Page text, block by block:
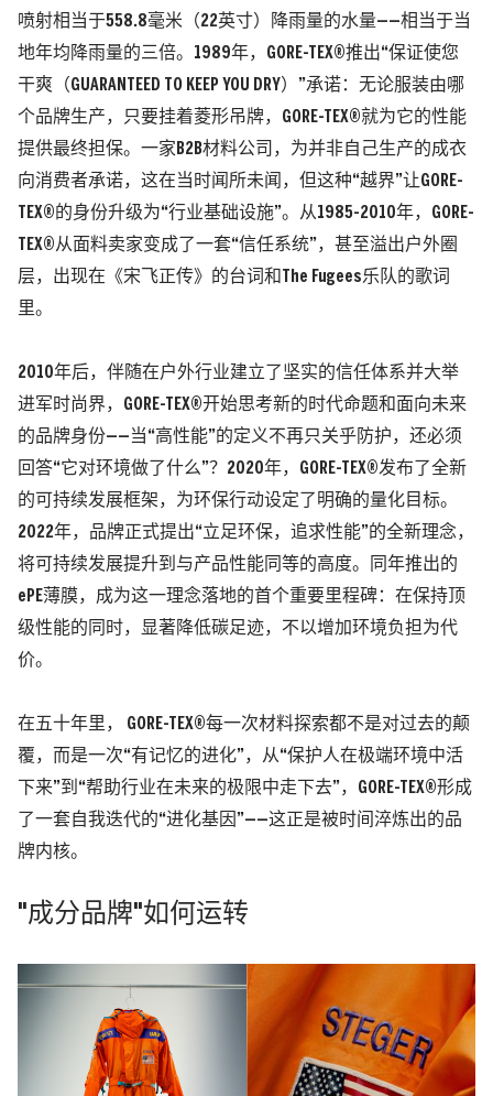
喷射相当于558.8毫米 （22英寸）
降雨量的水量——相当于当
地年均降雨量的三倍。1989年，GORE-TEX®推出“保证使您
干爽 （GUARANTEED TO KEEP YOU DRY） ”承诺：无论服装由哪
个品牌生产，只要挂着菱形吊牌，GORE-TEX®就为它的性能
提供最终担保。 一家B2B材料公司，为并非自己生产的成衣
向消费者承诺，这在当时闻所未闻，但这种“越界”让GORE-
TEX®的身份升级为“行业基础设施”。 从1985-2010年，GORE-
TEX®从面料卖家变成了一套“信任系统”，甚至溢出户外圈
层，出现在《宋飞正传》的台词和The Fugees乐队的歌词
里。
2010年后，伴随在户外行业建立了坚实的信任体系并大举
进军时尚界，GORE-TEX®开始思考新的时代命题和面向未来
的品牌身份——当“高性能”的定义不再只关乎防护，还必须
回答“它对环境做了什么”？ 2020年，GORE-TEX®发布了全新
的可持续发展框架，为环保行动设定了明确的量化目标。
2022年，品牌正式提出“立足环保，追求性能”的全新理念，
将可持续发展提升到与产品性能同等的高度。
同年推出的
ePE薄膜，成为这一理念落地的首个重要里程碑：在保持顶
级性能的同时，显著降低碳足迹，不以增加环境负担为代
价。
在五十年里， GORE-TEX®每一次材料探索都不是对过去的颠
覆，而是一次“有记忆的进化”，从“保护人在极端环境中活
下来”到“帮助行业在未来的极限中走下去”，GORE-TEX®形成
了一套自我迭代的“进化基因”——这正是被时间淬炼出的品
牌内核。
"成分品牌"如何运转